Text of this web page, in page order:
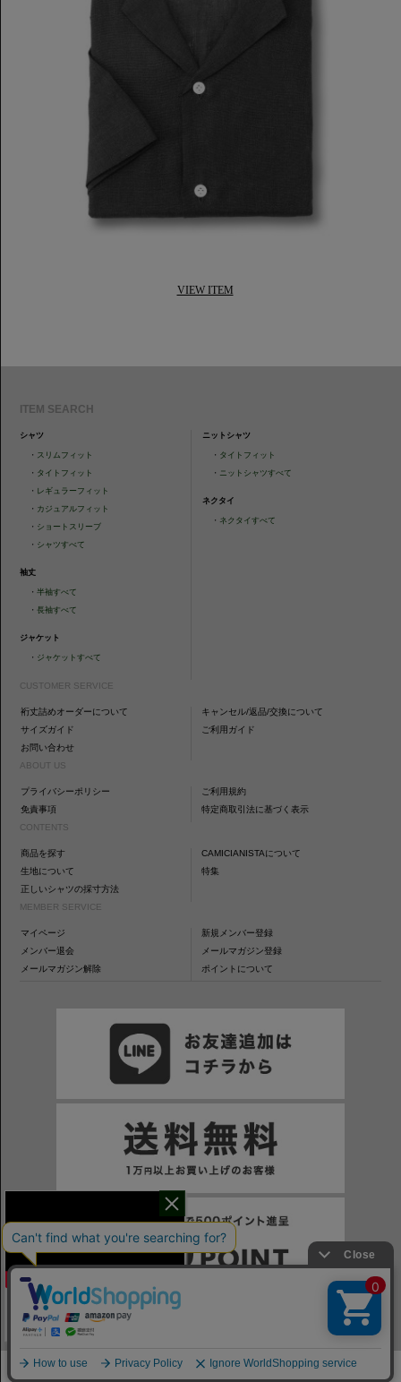
VIEW ITEM
ITEM SEARCH
シャツ
・ スリムフィット
・ タイトフィット
・ レギュラーフィット
・ カジュアルフィット
・ ショートスリーブ
・ シャツすべて
袖丈
・半袖すべて
・長袖すべて
ジャケット
・ ジャケットすべて
ニットシャツ
・ タイトフィット
・ ニットシャツすべて
ネクタイ
・ ネクタイすべて
CUSTOMER SERVICE
裄丈詰めオーダーについて
キャンセル/返品/交換について
サイズガイド
ご利用ガイド
お問い合わせ
ABOUT US
プライバシーポリシー
ご利用規約
免責事項
特定商取引法に基づく表示
CONTENTS
商品を探す
CAMICIANISTAについて
生地について
特集
正しいシャツの採寸方法
MEMBER SERVICE
マイページ
新規メンバー登録
メンバー退会
メールマガジン登録
メールマガジン解除
ポイントについて
※一部表示がPCサイトになるページもございます。
※当サイトの税込価格表示は、掲載時の消費税率に応じた価格で記載しております。ご注意ください。
© STRASBURGO CO., LTD.
干場氏が考える
「良いシャツの条件！」